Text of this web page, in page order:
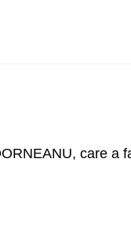
care a